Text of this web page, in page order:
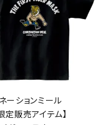
ーションミール
定販売アイテム】